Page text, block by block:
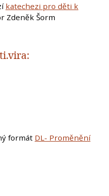
katechezi pro děti k
Zdeněk Šorm
formát DL- Proměnění